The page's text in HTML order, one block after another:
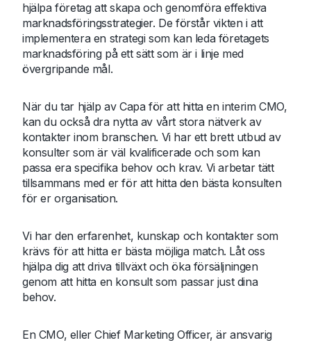
hjälpa företag att skapa och genomföra effektiva
marknadsföringsstrategier. De förstår vikten i att
implementera en strategi som kan leda företagets
marknadsföring på ett sätt som är i linje med
övergripande mål.
När du tar hjälp av Capa för att hitta en interim CMO,
kan du också dra nytta av vårt stora nätverk av
kontakter inom branschen. Vi har ett brett utbud av
konsulter som är väl kvalificerade och som kan
passa era specifika behov och krav. Vi arbetar tätt
tillsammans med er för att hitta den bästa konsulten
för er organisation.
Vi har den erfarenhet, kunskap och kontakter som
krävs för att hitta er bästa möjliga match. Låt oss
hjälpa dig att driva tillväxt och öka försäljningen
genom att hitta en konsult som passar just dina
behov.
En CMO, eller Chief Marketing Officer, är ansvarig